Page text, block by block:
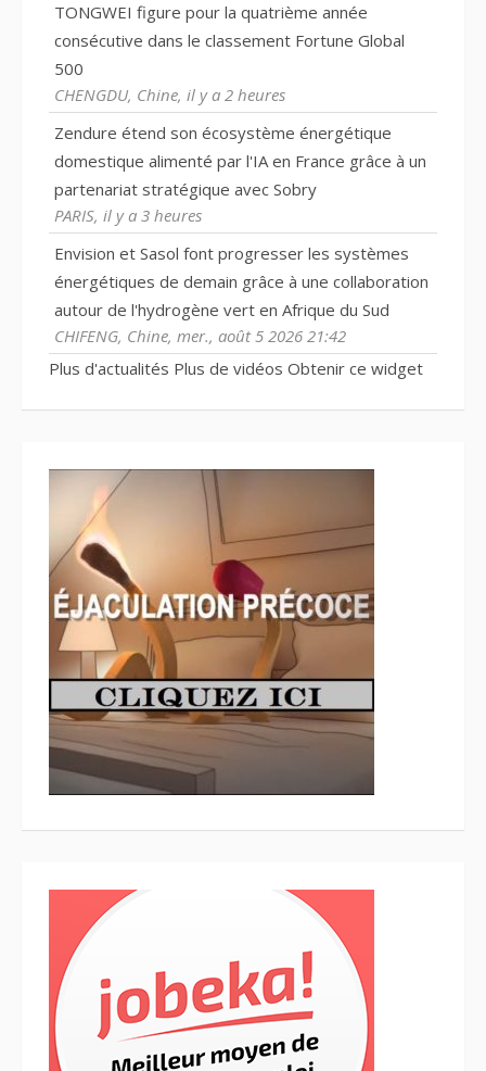
TONGWEI figure pour la quatrième année
consécutive dans le classement Fortune Global
500
CHENGDU, Chine, il y a 2 heures
Zendure étend son écosystème énergétique
domestique alimenté par l'IA en France grâce à un
partenariat stratégique avec Sobry
PARIS, il y a 3 heures
Envision et Sasol font progresser les systèmes
énergétiques de demain grâce à une collaboration
autour de l'hydrogène vert en Afrique du Sud
CHIFENG, Chine, mer., août 5 2026 21:42
Plus d'actualités Plus de vidéos Obtenir ce widget